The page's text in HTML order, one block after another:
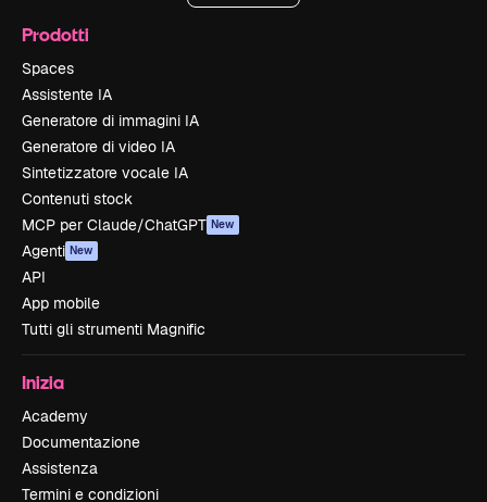
Prodotti
Spaces
Assistente IA
Generatore di immagini IA
Generatore di video IA
Sintetizzatore vocale IA
Contenuti stock
MCP per Claude/ChatGPT New
Agenti New
API
App mobile
Tutti gli strumenti Magnific
Inizia
Academy
Documentazione
Assistenza
Termini e condizioni